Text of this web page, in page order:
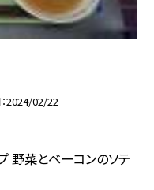
2024/02/22
野菜とベーコンのソテ